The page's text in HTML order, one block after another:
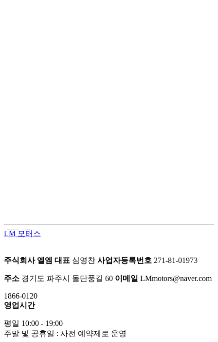
LM 모터스
주식회사 엘엠 대표 심영찬 사업자등록번호 271-81-01973
주소 경기도 파주시 돌단풍길 60 이메일 LMmotors@naver.com
1866-0120
영업시간
평일 10:00 - 19:00
주말 및 공휴일 : 사전 예약제로 운영